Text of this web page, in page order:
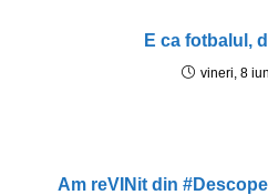
E ca fotbalul,
vineri, 8
Am reVINit din